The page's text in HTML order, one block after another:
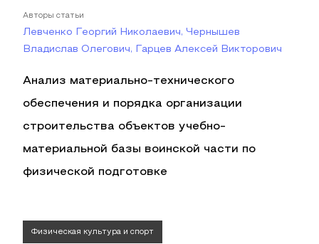
Авторы статьи
Левченко Георгий Николаевич, Чернышев
Владислав Олегович, Гарцев Алексей Викторович
Анализ материально-технического
обеспечения и порядка организации
строительства объектов учебно-
материальной базы воинской части по
физической подготовке
Физическая культура и спорт